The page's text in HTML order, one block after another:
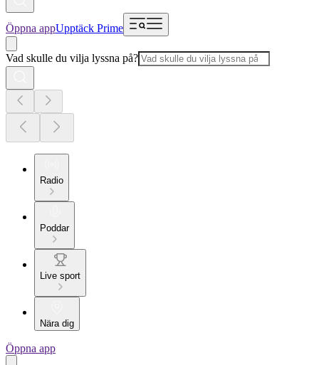
Öppna appUpptäck Prime
Vad skulle du vilja lyssna på?
Radio
Poddar
Live sport
Nära dig
Öppna app